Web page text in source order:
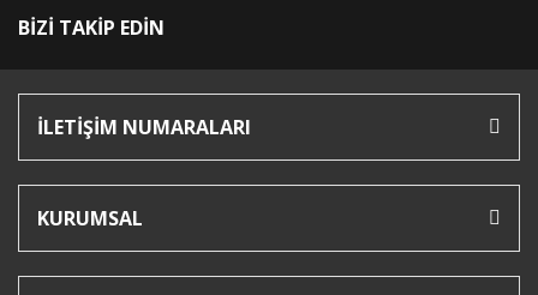
BİZİ TAKİP EDİN
İLETİŞİM NUMARALARI
KURUMSAL